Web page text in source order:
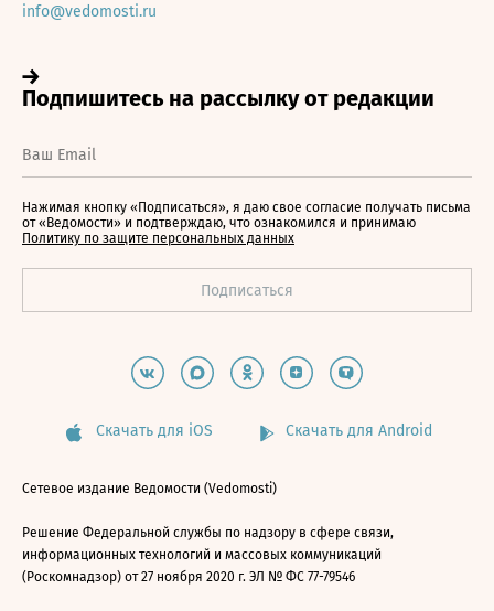
info@vedomosti.ru
Нажимая кнопку «Подписаться», я даю свое согласие получать письма
от «Ведомости» и подтверждаю, что ознакомился и принимаю
Политику по защите персональных данных
Скачать для iOS Скачать для Android
Сетевое издание Ведомости (Vedomosti)
Решение Федеральной службы по надзору в сфере связи,
информационных технологий и массовых коммуникаций
(Роскомнадзор) от 27 ноября 2020 г. ЭЛ № ФС 77-79546